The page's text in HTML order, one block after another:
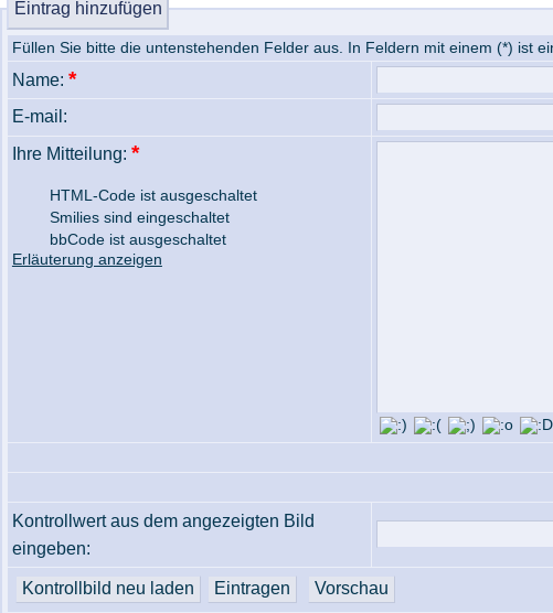
Eintrag hinzufügen
Füllen Sie bitte die untenstehenden Felder aus. In Feldern mit einem (*) ist
Name: *
E-mail:
Ihre Mitteilung: *
HTML-Code ist ausgeschaltet
Smilies sind eingeschaltet
bbCode ist ausgeschaltet
Erläuterung anzeigen
Kontrollwert aus dem angezeigten Bild
eingeben: